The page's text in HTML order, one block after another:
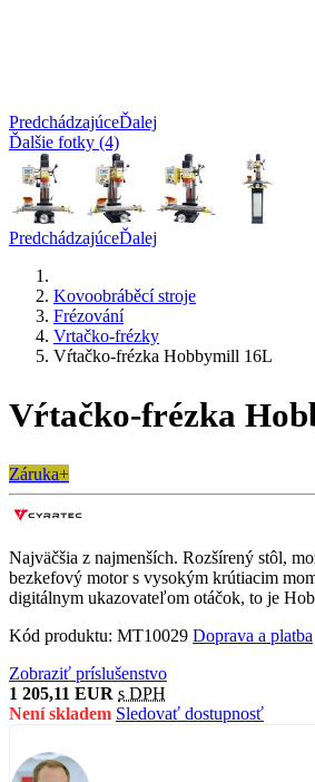
PredchádzajúceĎalej
Ďalšie fotky (4)
PredchádzajúceĎalej
Kovoobráběcí stroje
Frézování
Vrtačko-frézky
Vŕtačko-frézka Hobbymill 16L
Vŕtačko-frézka
Záruka+
Najväčšia z najmenších. Rozšírený stôl,
bezkefový motor s vysokým krútiacim
digitálnym ukazovateľom otáčok, to je
Kód produktu: MT10029 Doprava a platba
Zobraziť príslušenstvo
1 205,11 EUR s DPH
Není skladem Sledovať dostupnosť